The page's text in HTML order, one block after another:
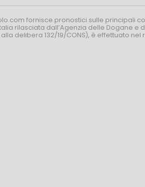
fornisce pronostici sulle principali
rilasciata dall’Agenzia delle Dogane e
delibera 132/19/CONS), è effettuato